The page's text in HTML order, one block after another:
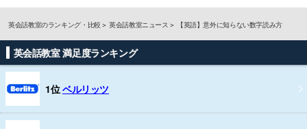
英会話教室のランキング・比較 英会話教室ニュース 【英語】意外に知らない数字読み方
英会話教室 満足度ランキング
1位ベルリッツ